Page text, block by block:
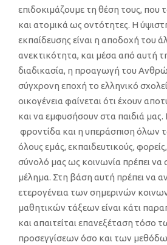
επιδοκιμάζουμε τη θέση τους, που
και ατομικά ως οντότητες. Η
εκπαίδευσης είναι η αποδοχή του
ανεκτικότητα, και μέσα από αυτή
διαδικασία, η προαγωγή του
σύγχρονη εποχή το ελληνικό
οικογένεια φαίνεται ότι έχουν
και να εμφυσήσουν στα παιδιά μας.
φροντίδα και η υπεράσπιση όλων
όλους εμάς, εκπαιδευτικούς,
σύνολό μας ως κοινωνία πρέπει να
μέλημα. Στη βάση αυτή πρέπει να
ετερογένεια των σημερινών
μαθητικών τάξεων είναι κάτι πα
και απαιτείται επανεξέταση τόσο
προσεγγίσεων όσο και των